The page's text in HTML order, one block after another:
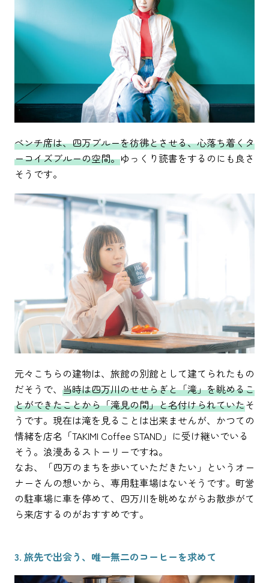
ベンチ席は、四万ブルーを彷彿とさせる、心落ち着くタ
ーコイズブルーの空間。ゆっくり読書をするのにも良さ
そうです。
元々こちらの建物は、旅館の別館として建てられたもの
だそうで、 当時は四万川のせせらぎと「滝」を眺めるこ
とができたことから「滝見の間」と名付けられていたそ
うです。現在は滝を見ることは出来ませんが、かつての
情緒を店名「TAKIMI Coffee STAND」に受け継いでいる
そう。浪漫あるストーリーですね。
なお、「四万のまちを歩いていただきたい」というオー
ナーさんの想いから、専用駐車場はないそうです。町営
の駐車場に車を停めて、四万川を眺めながらお散歩がて
ら来店するのがおすすめです。
3. 旅先で出会う、唯一無二のコーヒーを求めて